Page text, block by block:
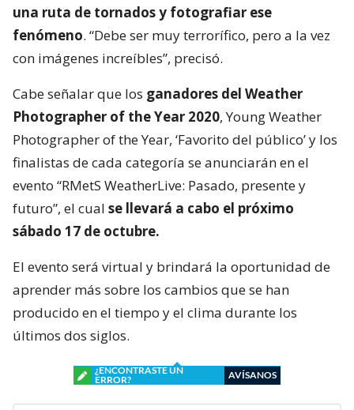
una ruta de tornados y fotografiar ese
fenómeno. “Debe ser muy terrorífico, pero a la vez
con imágenes increíbles”, precisó.
Cabe señalar que los ganadores del Weather
Photographer of the Year 2020, Young Weather
Photographer of the Year, ‘Favorito del público’ y los
finalistas de cada categoría se anunciarán en el
evento “RMetS WeatherLive: Pasado, presente y
futuro”, el cual se llevará a cabo el próximo
sábado 17 de octubre.
El evento será virtual y brindará la oportunidad de
aprender más sobre los cambios que se han
producido en el tiempo y el clima durante los
últimos dos siglos.
¿ENCONTRASTE UN
ERROR?
AVÍSANOS